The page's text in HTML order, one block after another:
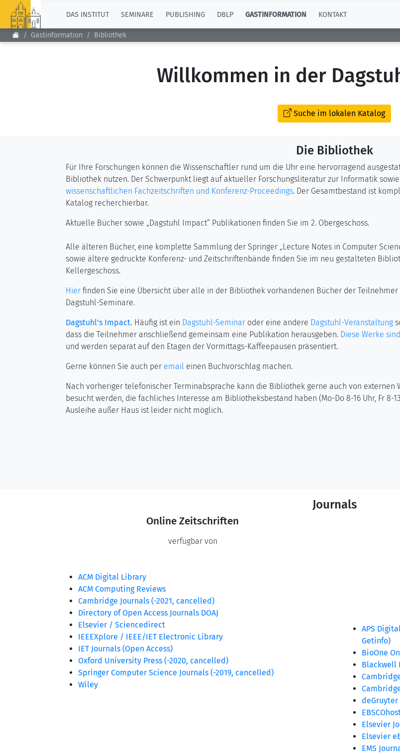
DAS INSTITUT SEMINARE PUBLISHING DBLP GASTINFORMATION KONTAKT
Gastinformation Bibliothek
Willkommen in der
Suche im lokalen Katalog
Die Bibliothek
Für Ihre Forschungen können die Wissenschaftler rund um die Uhr eine hervorragend
Bibliothek nutzen. Der Schwerpunkt liegt auf aktueller Forschungsliteratur zur Informatik sowie
wissenschaftlichen Fachzeitschriften und Konferenz-Proceedings. Der Gesamtbestand ist
Katalog recherchierbar.
Aktuelle Bücher sowie „Dagstuhl Impact“ Publikationen finden Sie im 2. Obergeschoss.
Alle älteren Bücher, eine komplette Sammlung der Springer „Lecture Notes in Computer
sowie ältere gedruckte Konferenz- und Zeitschriftenbände finden Sie im neu gestalteten
Kellergeschoss.
Hier finden Sie eine Übersicht über alle in der Bibliothek vorhandenen Bücher der
Dagstuhl-Seminare.
Dagstuhl's Impact. Häufig ist ein Dagstuhl-Seminar oder eine andere Dagstuhl-Veranstaltung
dass die Teilnehmer anschließend gemeinsam eine Publikation herausgeben. Diese Werke
und werden separat auf den Etagen der Vormittags-Kaffeepausen präsentiert.
Gerne können Sie auch per email einen Buchvorschlag machen.
Nach vorheriger telefonischer Terminabsprache kann die Bibliothek gerne auch von externen
besucht werden, die fachliches Interesse am Bibliotheksbestand haben (Mo-Do 8-16 Uhr, Fr 8-
Ausleihe außer Haus ist leider nicht möglich.
Journals
Online Zeitschriften
verfügbar von
ACM Digital Library
ACM Computing Reviews
Cambridge Journals (-2021, cancelled)
Directory of Open Access Journals DOAJ
Elsevier / Sciencedirect
IEEEXplore / IEEE/IET Electronic Library
IET Journals (Open Access)
Oxford University Press (-2020, cancelled)
Springer Computer Science Journals (-2019, cancelled)
Wiley
APS
Getinfo)
BioOne
Blackwell
deGruyter
Elsevier
Elsevier
EMS